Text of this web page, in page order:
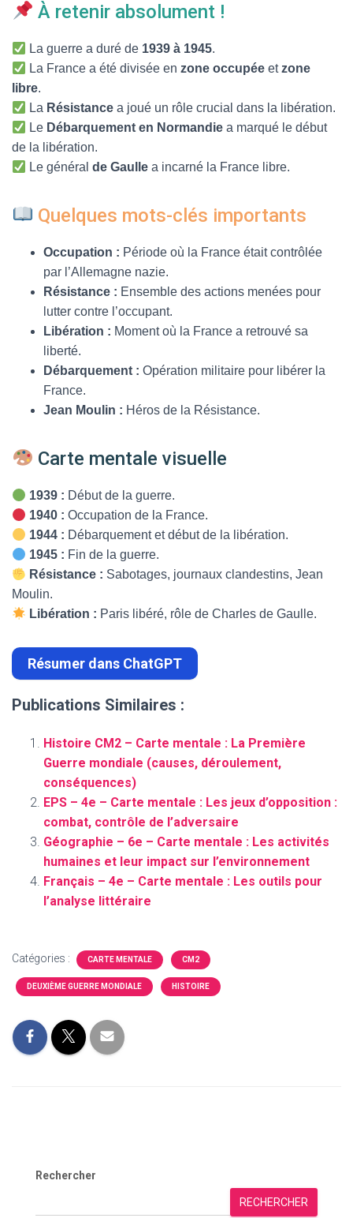
À retenir absolument !
La guerre a duré de 1939 à 1945.
La France a été divisée enzone occupée etzone
libre.
La Résistance a joué un rôle crucial dans la libération.
Le Débarquement en Normandie a marqué le début
de la libération.
Le généralde Gaulle a incarné la France libre.
Quelques mots-clés importants
Occupation : Période où la France était contrôlée
par l’Allemagne nazie.
Résistance : Ensemble des actions menées pour
lutter contre l’occupant.
Libération : Moment où la France a retrouvé sa
liberté.
Débarquement : Opération militaire pour libérer la
France.
Jean Moulin : Héros de la Résistance.
Carte mentale visuelle
1939 : Début de la guerre.
1940 : Occupation de la France.
1944 : Débarquement et début de la libération.
1945 : Fin de la guerre.
Résistance : Sabotages, journaux clandestins, Jean
Moulin.
Libération : Paris libéré, rôle de Charles de Gaulle.
Résumer dans ChatGPT
Publications Similaires :
Histoire CM2 – Carte mentale : La Première
Guerre mondiale (causes, déroulement,
conséquences)
EPS – 4e – Carte mentale : Les jeux d’opposition :
combat, contrôle de l’adversaire
Géographie – 6e – Carte mentale : Les activités
humaines et leur impact sur l’environnement
Français – 4e – Carte mentale : Les outils pour
l’analyse littéraire
Catégories : CARTE MENTALE CM2
DEUXIÈME GUERRE MONDIALE HISTOIRE
Rechercher
RECHERCHER